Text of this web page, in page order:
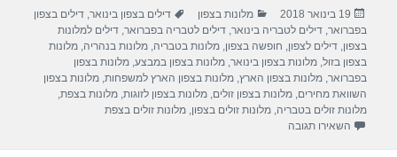
e
b
o
o
k
s
A
p
p
gr
a
m
e
פורסם
בתאריך
19 בינואר 2018 קטגוריות
מלונות בצפון תגיות
דילים בצפון בינואר ,דילים בצפון
בפברואר ,דילים לטבריה בינואר ,דילים לטבריה בפברואר ,דילים למלונות
בצפון ,דילים לצפון חופשה בצפון ,מלונות בטבריה ,מלונות בנהריה ,מלונות
בצפון בזול ,מלונות בצפון בינואר ,מלונות בצפון במבצע ,מלונות בצפון
בפברואר ,מלונות בצפון הארץ ,מלונות בצפון הארץ למשפחות ,מלונות בצפון
השוואת מחירים ,מלונות בצפון זולים ,מלונות בצפון לזוגות ,מלונות בצפת
מלונות זולים בטבריה ,מלונות זולים בצפון ,מלונות זולים בצפת
השאירו תגובה